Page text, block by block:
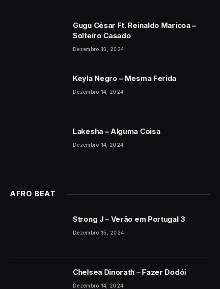
Gugu César Ft. Reinaldo Maricoa –
Solteiro Casado
Dezembro 16, 2024
Keyla Negro – Mesma Ferida
Dezembro 14, 2024
Lakesha – Alguma Coisa
Dezembro 14, 2024
AFRO BEAT
Strong J – Verão em Portugal 3
Dezembro 15, 2024
Chelsea Dinorath – Fazer Dodói
Dezembro 14, 2024